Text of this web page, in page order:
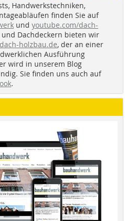
Handwerkstechniken,
finden Sie auf
und youtube.com/dach-
Dachdeckern bieten wir
dach-holzbau.de, der an einer
Ausführung
wird in unserem Blog
Sie finden uns auch auf
.